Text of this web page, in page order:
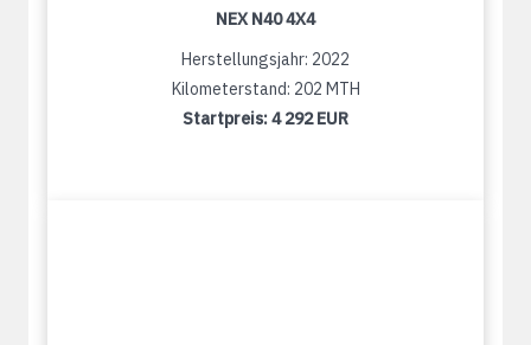
NEX N40 4X4
Herstellungsjahr: 2022
Kilometerstand: 202 MTH
Startpreis:4 292 EUR